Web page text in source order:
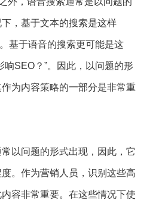
，基于文本的搜索是这样
基于语音的搜索更可能是这
响SEO？”。因此，以问题的形
为内容策略的一部分是非常重
以问题的形式出现，因此，它
。作为营销人员，识别这些高
容非常重要。在这些情况下使